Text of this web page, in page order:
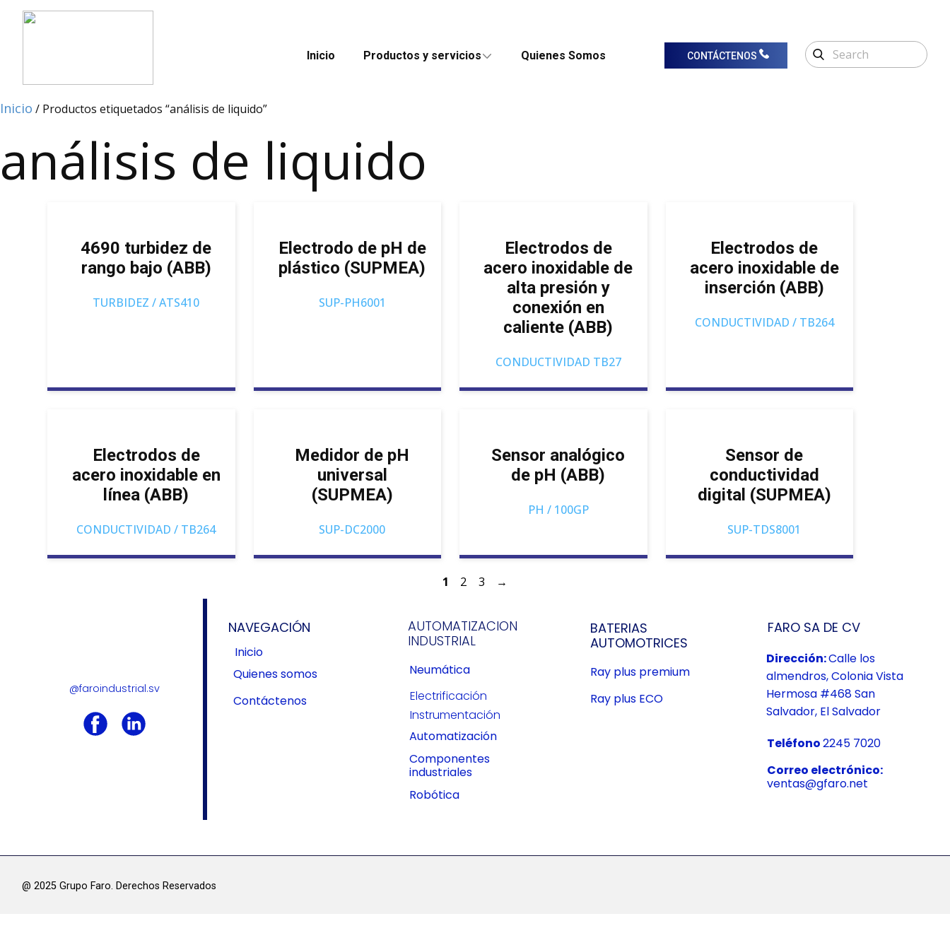
Inicio Productos y servicios Quienes Somos CONTÁCTENOS
Inicio / Productos etiquetados “análisis de liquido”
análisis de liquido
4690 turbidez de
rango bajo (ABB)
TURBIDEZ / ATS410
Electrodo de pH de
plástico (SUPMEA)
SUP-PH6001
Electrodos de
acero inoxidable de
alta presión y
conexión en
caliente (ABB)
CONDUCTIVIDAD TB27
Electrodos de
acero inoxidable de
inserción (ABB)
CONDUCTIVIDAD / TB264
Electrodos de
acero inoxidable en
línea (ABB)
CONDUCTIVIDAD / TB264
Medidor de pH
universal
(SUPMEA)
SUP-DC2000
Sensor analógico
de pH (ABB)
PH / 100GP
Sensor de
conductividad
digital (SUPMEA)
SUP-TDS8001
1 2 3 →
@faroindustrial.sv
NAVEGACIÓN
Inicio
Quienes somos
Contáctenos
AUTOMATIZACION
INDUSTRIAL
Neumática
Electrificación
Instrumentación
Automatización
Componentes
industriales
Robótica
BATERIAS
AUTOMOTRICES
Ray plus premium
Ray plus ECO
FARO SA DE CV
Dirección:Calle los
almendros, Colonia Vista
Hermosa #468 San
Salvador, El Salvador
Teléfono2245 7020
Correo electrónico:
ventas@gfaro.net
@ 2025 Grupo Faro. Derechos Res​ervados